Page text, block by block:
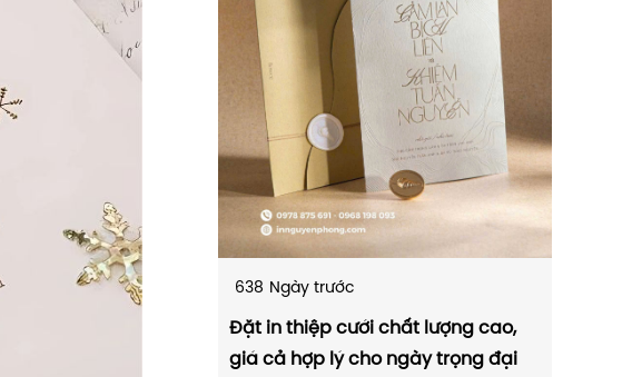
638 Ngày trước
Đặt in thiệp cưới chất lượng cao,
giá cả hợp lý cho ngày trọng đại